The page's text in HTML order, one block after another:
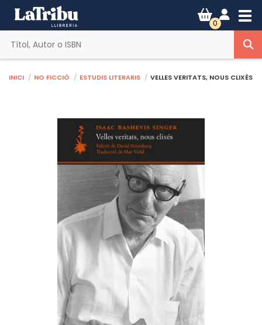
0
Inici No ficció Estudis literaris VELLES VERITATS, NOUS CLIXÉS